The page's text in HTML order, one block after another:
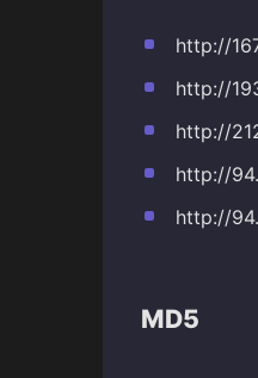
http://
http://
http://
http://
http://
MD5